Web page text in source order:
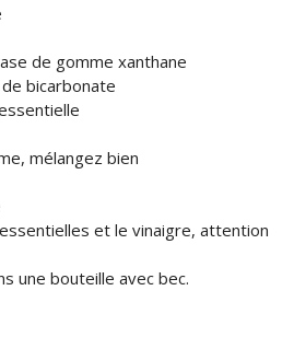
de gomme xanthane
bicarbonate
mélangez bien
et le vinaigre, attention
une bouteille avec bec.